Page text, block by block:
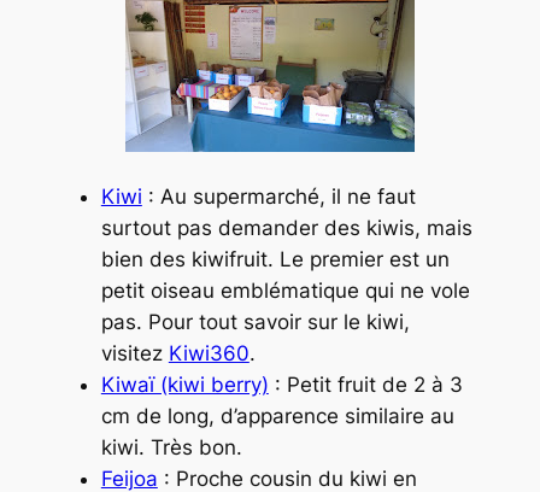
Kiwi : Au supermarché, il ne faut
surtout pas demander des kiwis, mais
bien des kiwifruit. Le premier est un
petit oiseau emblématique qui ne vole
pas. Pour tout savoir sur le kiwi,
visitez Kiwi360.
Kiwaï (kiwi berry) : Petit fruit de 2 à 3
cm de long, d’apparence similaire au
kiwi. Très bon.
Feijoa : Proche cousin du kiwi en